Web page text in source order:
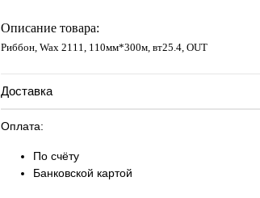
Запросить цену
Описание товара:
Риббон, Wax 2111, 110мм*300м, вт25.4, OUT
Доставка
Оплата:
По счёту
Банковской картой